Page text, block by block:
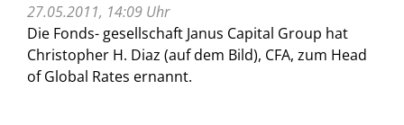
27.05.2011, 14:09 Uhr
Die Fonds- gesellschaft Janus Capital Group hat
Christopher H. Diaz (auf dem Bild), CFA, zum Head
of Global Rates ernannt.